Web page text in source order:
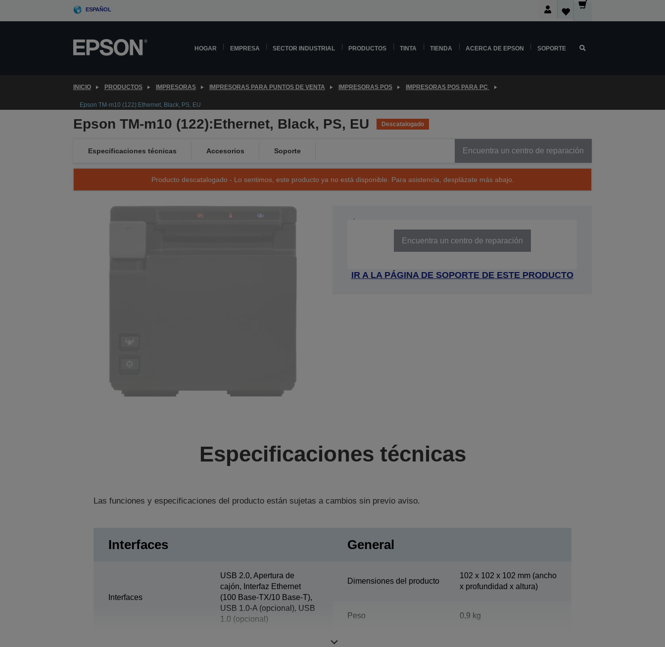
ESPAÑOL
HOGAR EMPRESA SECTOR INDUSTRIAL PRODUCTOS TINTA TIENDA ACERCA DE EPSON SOPORTE
INICIO PRODUCTOS IMPRESORAS IMPRESORAS PARA PUNTOS DE VENTA IMPRESORAS POS IMPRESORAS POS PARA PC
Epson TM-m10 (122):Ethernet, Black, PS, EU
Epson TM-m10 (122):Ethernet, Black, PS, EU Descatalogado
Especificaciones técnicas Accesorios Soporte Encuentra un centro de reparación
Producto descatalogado - Lo sentimos, este producto ya no está disponible. Para asistencia, desplázate más abajo.
Encuentra un centro de reparación
IR A LA PÁGINA DE SOPORTE DE ESTE PRODUCTO
Especificaciones técnicas
Las funciones y especificaciones del producto están sujetas a cambios sin previo aviso.
Interfaces
Interfaces
USB 2.0, Apertura de
cajón, Interfaz Ethernet
(100 Base-TX/10 Base-T),
USB 1.0-A (opcional), USB
1.0 (opcional)
General
Dimensiones del producto
102‎ x 102 x 102 mm (ancho
x profundidad x altura)
Peso 0,9 kg